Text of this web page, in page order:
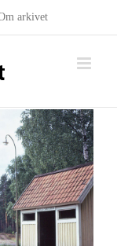
arkivet